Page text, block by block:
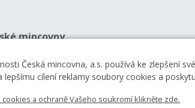
mincovny
Česká mincovna, a.s. používá ke zlepšení
lepšímu cílení reklamy soubory cookies a
cookies a ochraně Vašeho soukromí klikněte zde.